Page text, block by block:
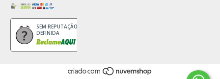
SEM REPUTAÇÃO
DEFINIDA